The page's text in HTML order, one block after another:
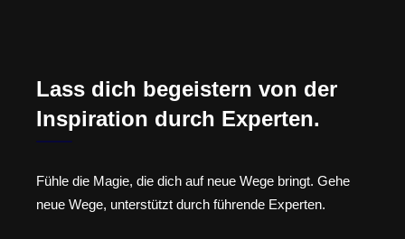
Lass dich begeistern von der
Inspiration durch Experten.
Fühle die Magie, die dich auf neue Wege bringt. Gehe
neue Wege, unterstützt durch führende Experten.